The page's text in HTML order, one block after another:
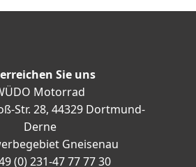
Sie uns
Motorrad
Str. 28, 44329 Dortmund-
Derne
Gneisenau
(0) 231-47 77 77 30